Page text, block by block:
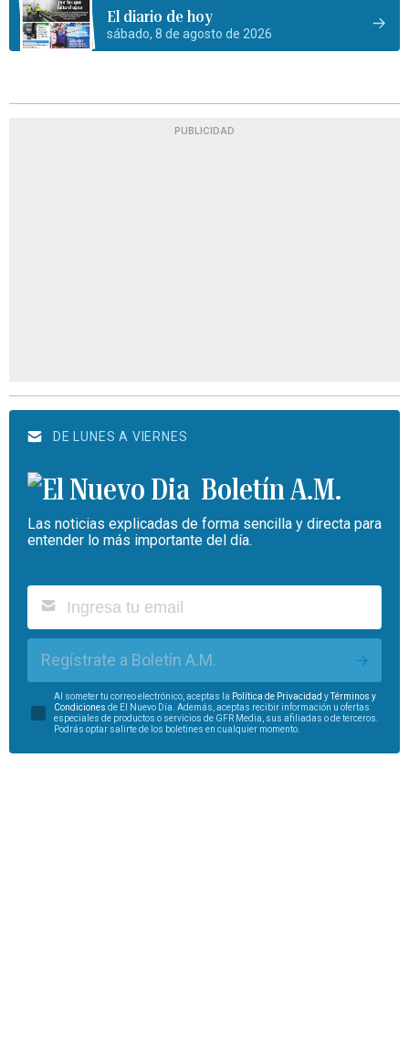
El diario de hoy
sábado, 8 de agosto de 2026
PUBLICIDAD
DE LUNES A VIERNES
Boletín A.M.
Las noticias explicadas de forma sencilla y directa para
entender lo más importante del día.
Regístrate a Boletín A.M.
Al someter tu correo electrónico, aceptas la Política de Privacidad yTérminos y
Condiciones de El Nuevo Día. Además, aceptas recibir información u ofertas
especiales de productos o servicios de GFR Media, sus afiliadas o de terceros.
Podrás optar salirte de los boletines en cualquier momento.